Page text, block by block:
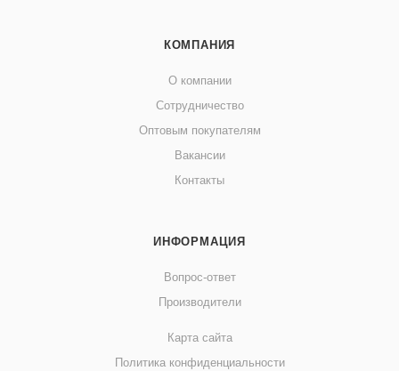
КОМПАНИЯ
О компании
Сотрудничество
Оптовым покупателям
Вакансии
Контакты
ИНФОРМАЦИЯ
Вопрос-ответ
Производители
Карта сайта
Политика конфиденциальности